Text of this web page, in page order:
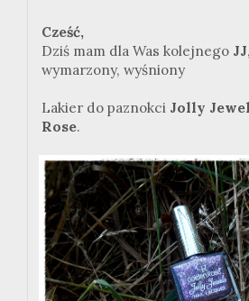
Cześć,
Dziś mam dla Was kolejnego JJ
wymarzony, wyśniony
Lakier do paznokci Jolly
Rose.